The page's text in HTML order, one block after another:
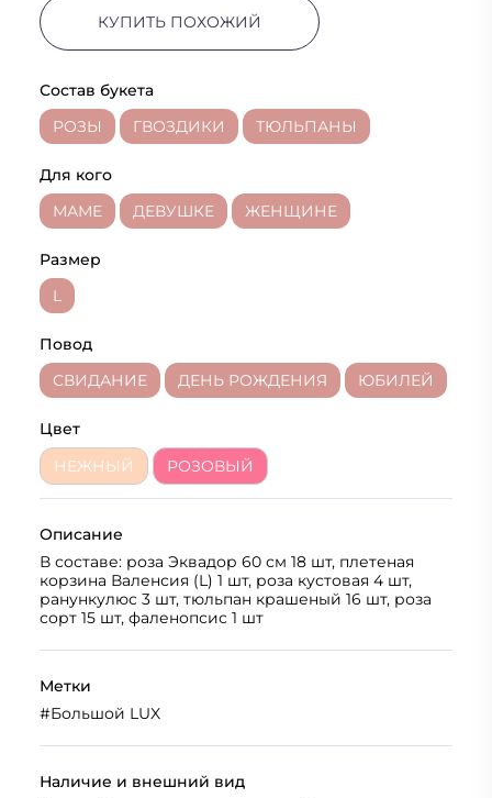
КУПИТЬ ПОХОЖИЙ
Состав букета
РОЗЫ
ГВОЗДИКИ ТЮЛЬПАНЫ
Для кого
МАМЕ
ДЕВУШКЕ ЖЕНЩИНЕ
Размер
L
Повод
СВИДАНИЕ
ДЕНЬ РОЖДЕНИЯ ЮБИЛЕЙ
Цвет
НЕЖНЫЙ
РОЗОВЫЙ
Описание
В составе: роза Эквадор 60 см 18 шт, плетеная
корзина Валенсия (L) 1 шт, роза кустовая 4 шт,
ранункулюс 3 шт, тюльпан крашеный 16 шт, роза
сорт 15 шт, фаленопсис 1 шт
Метки
#Большой LUX
Наличие и внешний вид